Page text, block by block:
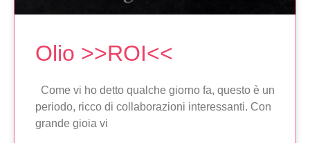
Olio >>ROI<<
Come vi ho detto qualche giorno fa, questo è un
periodo, ricco di collaborazioni interessanti. Con
grande gioia vi